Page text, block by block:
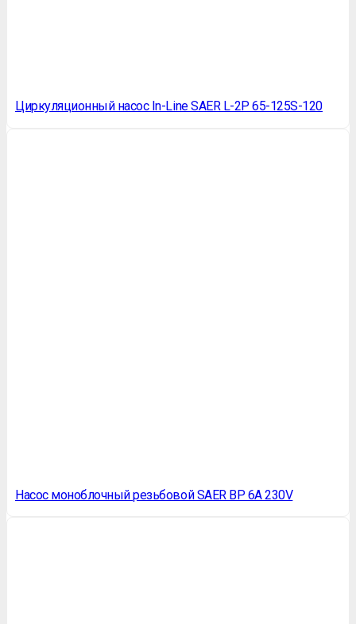
Циркуляционный насос In-Line SAER L-2P 65-125S-120
Насос моноблочный резьбовой SAER BP 6A 230V